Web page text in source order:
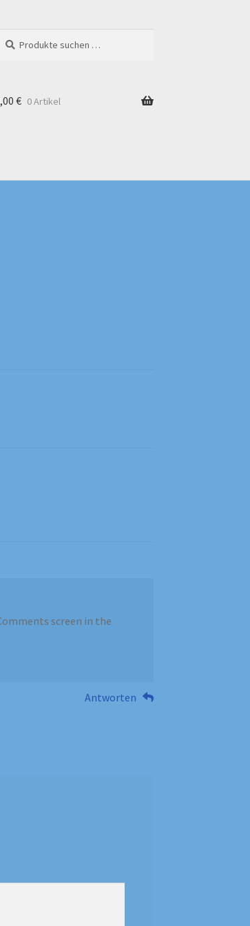
€ 0 Artikel
screen in the
Antworten